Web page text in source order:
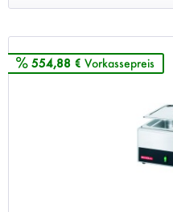
554,88 € Vorkassepreis